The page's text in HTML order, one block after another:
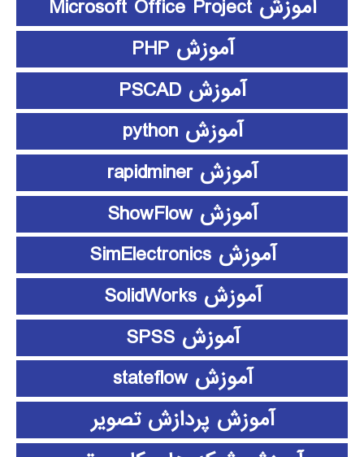
آموزش Microsoft Office Project
آموزش PHP
آموزش PSCAD
آموزش python
آموزش rapidminer
آموزش ShowFlow
آموزش SimElectronics
آموزش SolidWorks
آموزش SPSS
آموزش stateflow
آموزش پردازش تصویر